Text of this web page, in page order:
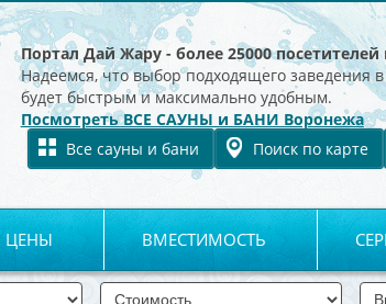
Портал Дай Жару - более 25000 посетителей
Надеемся, что выбор подходящего заведения
будет быстрым и максимально удобным.
Посмотреть ВСЕ САУНЫ и БАНИ Воронежа
Все сауны и бани
Поиск по карте
ЦЕНЫ ВМЕСТИМОСТЬ